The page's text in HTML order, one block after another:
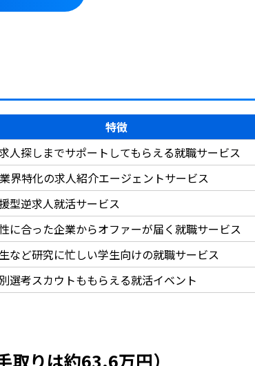
特徴
人探しまでサポートしてもらえる就職サービス
界特化の求人紹介エージェントサービス
型逆求人就活サービス
に合った企業からオファーが届く就職サービス
など研究に忙しい学生向けの就職サービス
選考スカウトももらえる就活イベント
りは約63.6万円）